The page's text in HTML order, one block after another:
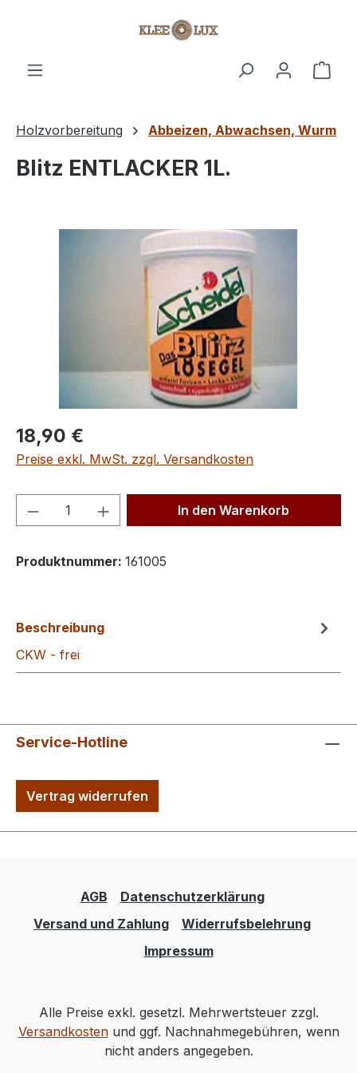
Holzvorbereitung Abbeizen, Abwachsen, Wurm
Blitz ENTLACKER 1L.
Regulärer Preis:
18,90 €
Preise exkl. MwSt. zzgl. Versandkosten
Produkt Anzahl: Gib denIn den Warenkorb
Produktnummer: 161005
Beschreibung
CKW - frei
Service-Hotline
Vertrag widerrufen
AGB
Datenschutzerklärung
Versand und Zahlung
Widerrufsbelehrung
Impressum
Alle Preise exkl. gesetzl. Mehrwertsteuer zzgl.
Versandkostenund ggf. Nachnahmegebühren, wenn
nicht anders angegeben.